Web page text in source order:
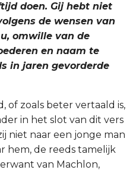
doen. Gij hebt niet
de wensen van
omwille van de
en naam te
in jaren gevorderde
of zoals beter vertaald is,
in het slot van dit vers
niet naar een jonge man
hem, de reeds tamelijk
van Machlon,